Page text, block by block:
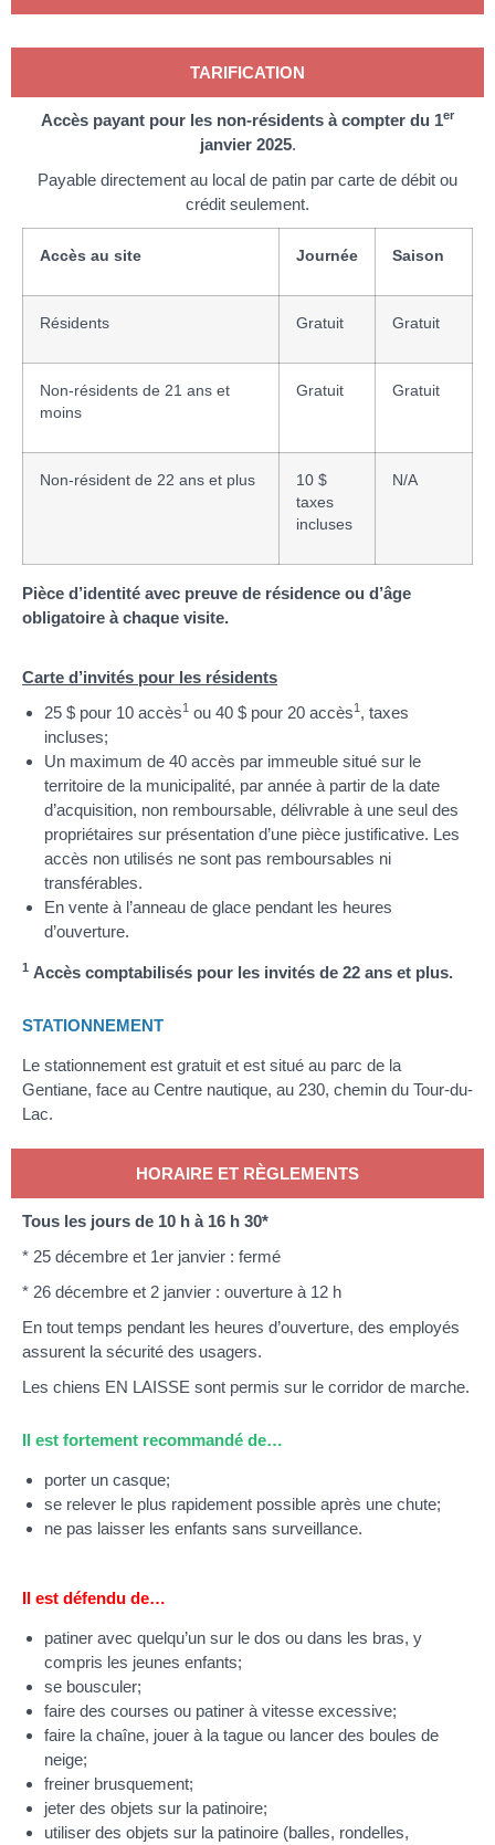
TARIFICATION
Accès payant pour les non-résidents à compter du 1er
janvier 2025.
Payable directement au local de patin par carte de débit ou
crédit seulement.
Accès au site Journée Saison
Résidents Gratuit Gratuit
Non-résidents de 21 ans et
moins
Gratuit Gratuit
Non-résident de 22 ans et plus
10 $
taxes
incluses
N/A
Pièce d’identité avec preuve de résidence ou d’âge
obligatoire à chaque visite.
Carte d’invités pour les résidents
25 $ pour 10 accès1 ou 40 $ pour 20 accès1 , taxes
incluses;
Un maximum de 40 accès par immeuble situé sur le
territoire de la municipalité, par année à partir de la date
d’acquisition, non remboursable, délivrable à une seul des
propriétaires sur présentation d’une pièce justificative. Les
accès non utilisés ne sont pas remboursables ni
transférables.
En vente à l’anneau de glace pendant les heures
d’ouverture.
1 Accès comptabilisés pour les invités de 22 ans et plus.
STATIONNEMENT
Le stationnement est gratuit et est situé au parc de la
Gentiane, face au Centre nautique, au 230, chemin du Tour-du-
Lac.
HORAIRE ET RÈGLEMENTS
Tous les jours de 10 h à 16 h 30*
* 25 décembre et 1er janvier : fermé
* 26 décembre et 2 janvier : ouverture à 12 h
En tout temps pendant les heures d’ouverture, des employés
assurent la sécurité des usagers.
Les chiens EN LAISSE sont permis sur le corridor de marche.
Il est fortement recommandé de…
porter un casque;
se relever le plus rapidement possible après une chute;
ne pas laisser les enfants sans surveillance.
Il est défendu de…
patiner avec quelqu’un sur le dos ou dans les bras, y
compris les jeunes enfants;
se bousculer;
faire des courses ou patiner à vitesse excessive;
faire la chaîne, jouer à la tague ou lancer des boules de
neige;
freiner brusquement;
jeter des objets sur la patinoire;
utiliser des objets sur la patinoire (balles, rondelles,